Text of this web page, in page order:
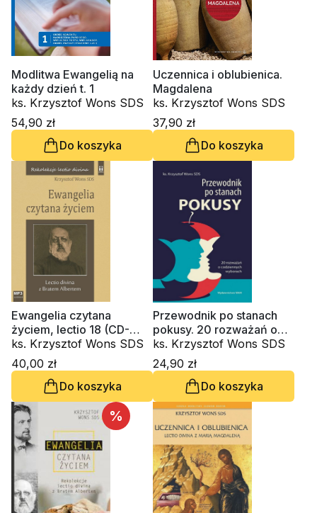
Modlitwa Ewangelią na
każdy dzień t. 1
ks. Krzysztof Wons SDS
54,90 zł
Do koszyka
Uczennica i oblubienica.
Magdalena
ks. Krzysztof Wons SDS
37,90 zł
Do koszyka
Ewangelia czytana
życiem, lectio 18 (CD-
audiobook)
ks. Krzysztof Wons SDS
40,00 zł
Do koszyka
Przewodnik po stanach
pokusy. 20 rozważań o
codziennych wyborach
ks. Krzysztof Wons SDS
24,90 zł
Do koszyka
%